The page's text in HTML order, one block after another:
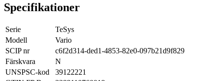
Specifikationer
Serie
TeSys
Modell
Vario
SCIP nr
c6f2d314-ded1-4853-82e0-097b21d9f829
Färskvara
N
UNSPSC-kod
39122221